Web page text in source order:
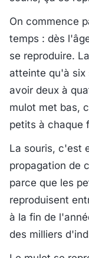
On commence
temps : dès
se reproduire.
atteinte qu'à six
avoir deux à
mulot met bas,
petits à chaque
La souris, c'est
propagation de
parce que les
reproduisent
à la fin de
des milliers